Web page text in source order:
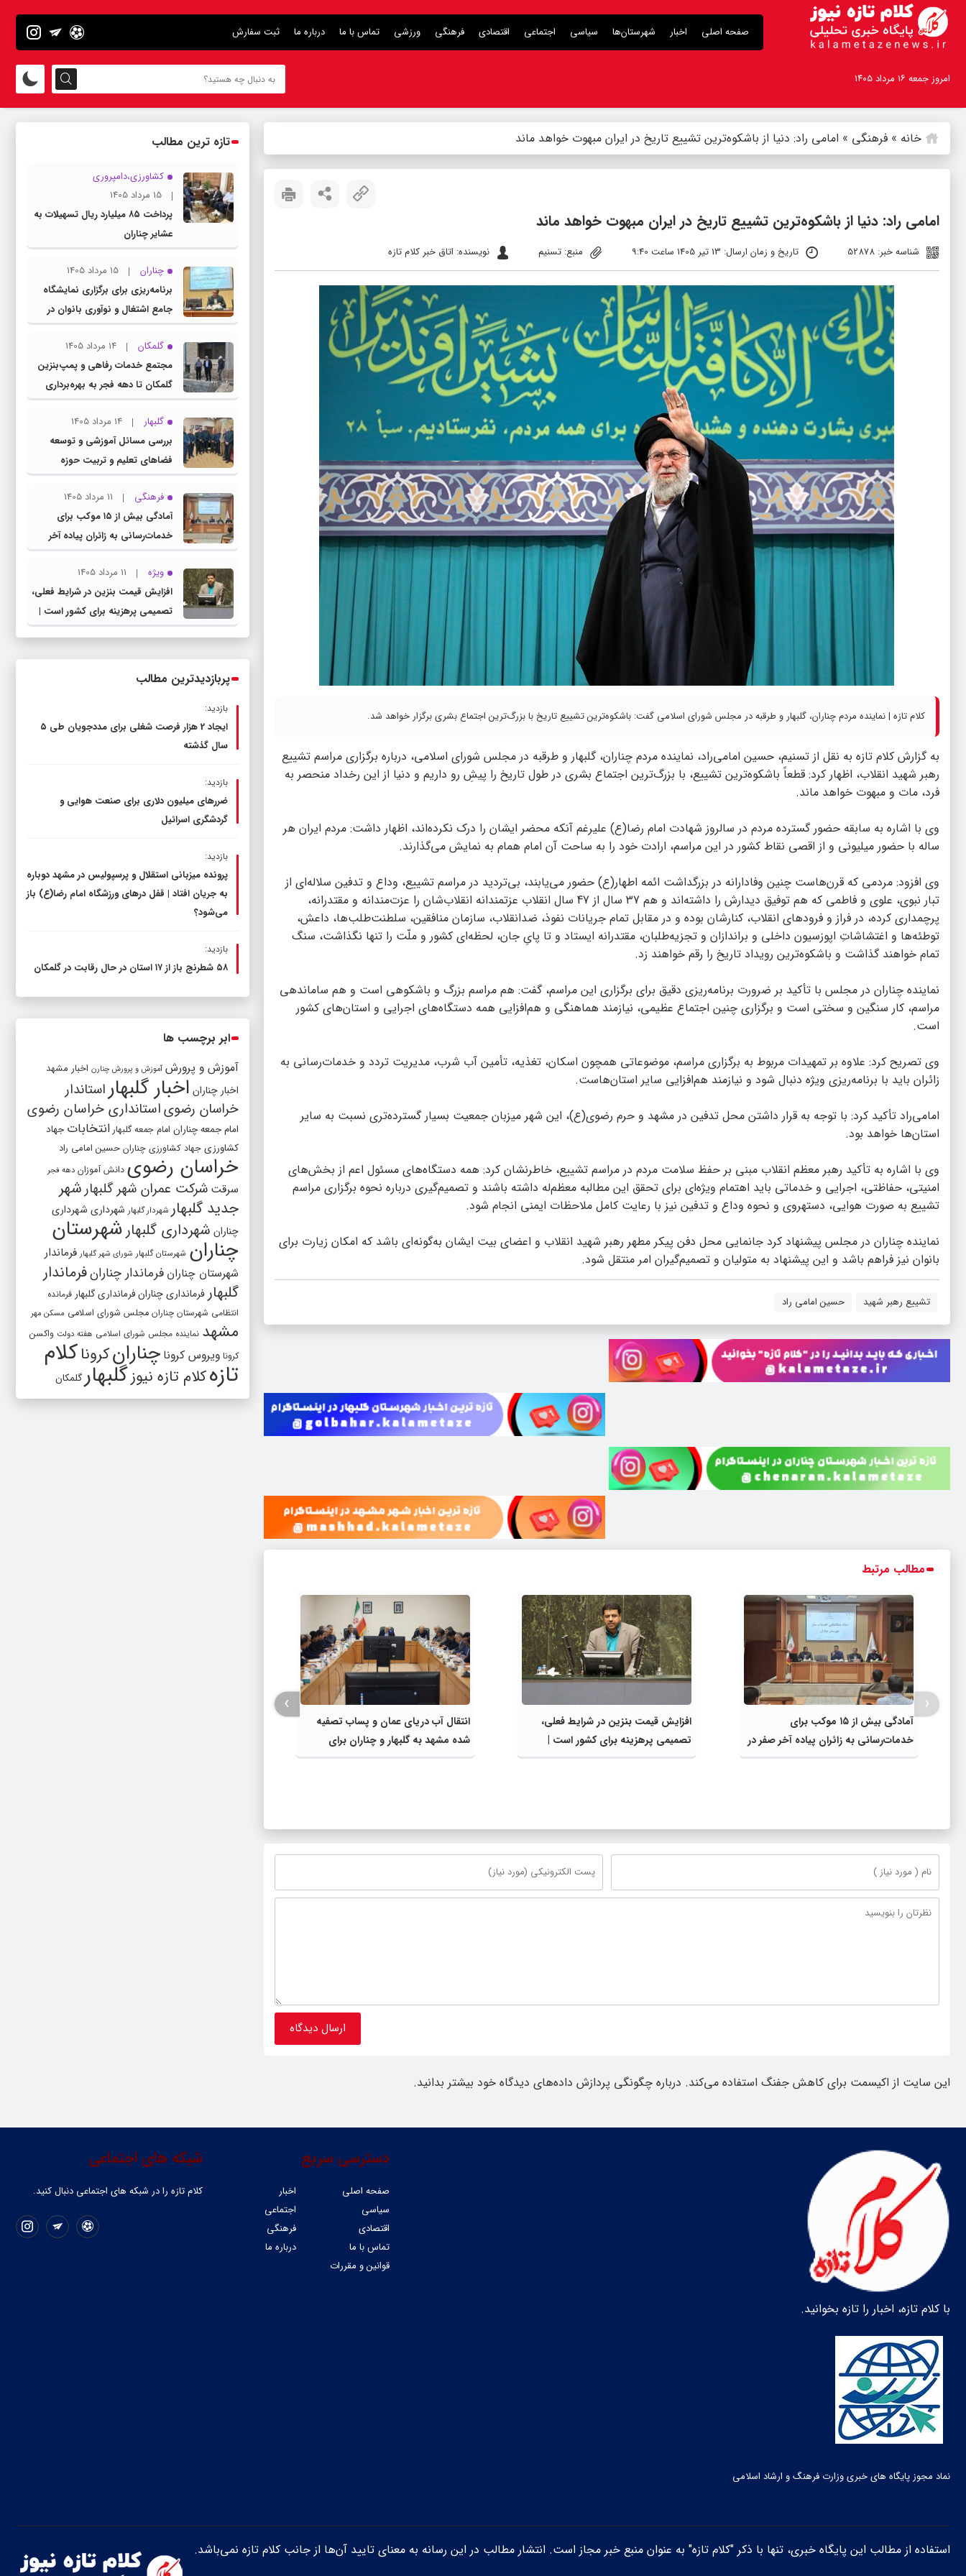
صفحه اصلی اخبار شهرستان‌ها سیاسی اجتماعی اقتصادی فرهنگی ورزشی تماس با ما درباره ما ثبت سفارش
امروز جمعه ۱۶ مرداد ۱۴۰۵
خانه » فرهنگی » امامی راد: دنیا از باشکوه‌ترین تشییع تاریخ در ایران مبهوت خواهد ماند
امامی راد: دنیا از باشکوه‌ترین تشییع تاریخ در ایران مبهوت خواهد ماند
شناسه خبر: 52878 تاریخ و زمان ارسال: 13 تیر 1405 ساعت 9:40 منبع: تسنیم نویسنده: اتاق خبر کلام تازه
کلام تازه | نماینده مردم چناران، گلبهار و طرقبه در مجلس شورای اسلامی گفت: باشکوه‌ترین تشییع تاریخ با بزرگ‌ترین اجتماع بشری برگزار خواهد شد.
به گزارش کلام تازه به نقل از تسنیم، حسین امامی‌راد، نماینده مردم چناران، گلبهار و طرقبه در مجلس شورای اسلامی، درباره برگزاری مراسم تشییع
رهبر شهید انقلاب، اظهار کرد: قطعاً باشکوه‌ترین تشییع، با بزرگ‌ترین اجتماع بشری در طول تاریخ را پیشِ رو داریم و دنیا از این رخداد منحصر به
فرد، مات و مبهوت خواهد ماند.
وی با اشاره به سابقه حضور گسترده مردم در سالروز شهادت امام رضا(ع) علیرغم آنکه محضر ایشان را درک نکرده‌اند، اظهار داشت: مردم ایران هر
ساله با حضور میلیونی و از اقصی نقاط کشور در این مراسم، ارادت خود را به ساحت آن امام همام به نمایش می‌گذارند.
وی افزود: مردمی که قرن‌هاست چنین وفادارانه در بزرگداشت ائمه اطهار(ع) حضور می‌یابند، بی‌تردید در مراسم تشییع، وداع و تدفین سلاله‌ای از
تبار نبوی، علوی و فاطمی که هم توفیق دیدارش را داشته‌اند و هم 37 سال از 47 سال انقلاب عزتمندانه انقلاب‌شان را عزت‌مندانه و مقتدرانه،
پرچمداری کرده، در فراز و فرودهای انقلاب، کنارشان بوده و در مقابل تمام جریانات نفوذ، ضدانقلاب، سازمان منافقین، سلطنت‌طلب‌ها، داعش،
توطئه‌ها و اغتشاشاتِ اپوزسیون داخلی و براندازان و تجزیه‌طلبان، مقتدرانه ایستاد و تا پایِ جان، لحظه‌ای کشور و ملّت را تنها نگذاشت، سنگ
تمام خواهند گذاشت و باشکوه‌ترین رویداد تاریخ را رقم خواهند زد.
نماینده چناران در مجلس با تأکید بر ضرورت برنامه‌ریزی دقیق برای برگزاری این مراسم، گفت: هم مراسم بزرگ و باشکوهی است و هم ساماندهی
مراسم، کار سنگین و سختی است و برگزاری چنین اجتماع عظیمی، نیازمند هماهنگی و هم‌افزایی همه دستگاه‌های اجرایی و استان‌های کشور
است.
وی تصریح کرد: علاوه بر تمهیدات مربوط به برگزاری مراسم، موضوعاتی همچون اسکان، تغذیه، تأمین آب شرب، مدیریت تردد و خدمات‌رسانی به
زائران باید با برنامه‌ریزی ویژه دنبال شود و نیازمند هم‌افزایی سایر استان‌هاست.
امامی‌راد تأکید کرد: با توجه به قرار داشتن محل تدفین در مشهد و حرم رضوی(ع)، این شهر میزبان جمعیت بسیار گسترده‌تری نسبت به سایر
استان‌ها خواهد بود.
وی با اشاره به تأکید رهبر معظم انقلاب مبنی بر حفظ سلامت مردم در مراسم تشییع، خاطرنشان کرد: همه دستگاه‌های مسئول اعم از بخش‌های
امنیتی، حفاظتی، اجرایی و خدماتی باید اهتمام ویژه‌ای برای تحقق این مطالبه معظم‌له داشته باشند و تصمیم‌گیری درباره نحوه برگزاری مراسم
تشییع به صورت هوایی، دستهروی و نحوه وداع و تدفین نیز با رعایت کامل ملاحظات ایمنی انجام شود.
نماینده چناران در مجلس پیشنهاد کرد جانمایی محل دفن پیکر مطهر رهبر شهید انقلاب و اعضای بیت ایشان به‌گونه‌ای باشد که امکان زیارت برای
بانوان نیز فراهم باشد و این پیشنهاد به متولیان و تصمیم‌گیران امر منتقل شود.
تشییع رهبر شهید حسین امامی راد
مطالب مرتبط
آمادگی بیش از ۱۵ موکب برای
خدمات‌رسانی به زائران پیاده آخر صفر در
شهرستان چناران
افزایش قیمت بنزین در شرایط فعلی،
تصمیمی پرهزینه برای کشور است |
دولت، قاچاق سوخت و عوامل اصلی
انتقال آب دریای عمان و پساب تصفیه
شده مشهد به گلبهار و چناران برای
مصارف صنعتی و کشاورزی | لزوم تسریع
‹
›
این سایت از اکیسمت برای کاهش جفنگ استفاده می‌کند. درباره چگونگی پردازش داده‌های دیدگاه خود بیشتر بدانید.
تازه ترین مطالب
کشاورزی،دامپروری
15 مرداد 1405
پرداخت ۸۵ میلیارد ریال تسهیلات به
عشایر چناران
چناران
15 مرداد 1405
برنامه‌ریزی برای برگزاری نمایشگاه
جامع اشتغال و نوآوری بانوان در
چناران
گلمکان
14 مرداد 1405
مجتمع خدمات رفاهی و پمپ‌بنزین
گلمکان تا دهه فجر به بهره‌برداری
می‌رسد
گلبهار
14 مرداد 1405
بررسی مسائل آموزشی و توسعه
فضاهای تعلیم و تربیت حوزه
انتخابیه در نشست مشترک عضو
کمیسیون آموزش مجلس با مدیرکل
آموزش و پرورش خراسان رضوی
فرهنگی
11 مرداد 1405
آمادگی بیش از ۱۵ موکب برای
خدمات‌رسانی به زائران پیاده آخر
صفر در شهرستان چناران
ویژه
11 مرداد 1405
افزایش قیمت بنزین در شرایط فعلی،
تصمیمی پرهزینه برای کشور است |
دولت، قاچاق سوخت و عوامل اصلی
پربازدیدترین مطالب
بازدید:
ایجاد 2 هزار فرصت شغلی برای مددجویان طی ۵
سال گذشته
بازدید:
ضررهای میلیون دلاری برای صنعت هوایی و
گردشگری اسرائیل
بازدید:
پرونده میزبانی استقلال و پرسپولیس در مشهد دوباره
به جریان افتاد | قفل در‌های ورزشگاه امام رضا(ع) باز
می‌شود؟
بازدید:
۵۸ شطرنج‌ باز از ۱۷ استان در حال رقابت در گلمکان
ابر برچسب ها
آموزش و پرورش آموزش و پرورش چنارن اخبار مشهد
اخبار چناران اخبار گلبهار استاندار
خراسان رضویاستانداری خراسان رضوی
امام جمعه چناران امام جمعه گلبهار انتخابات جهاد
کشاورزی جهاد کشاورزی چناران حسین امامی راد
خراسان رضوی دانش آموزان دهه فجر
سرقت شرکت عمران شهر گلبهارشهر
جدید گلبهار شهردار گلبهار شهرداری شهرداری
چناران شهرداری گلبهار شهرستان
چناران شهرستان گلبهار شورای شهر گلبهار فرماندار
شهرستان چناران فرماندار چنارانفرماندار
گلبهار فرمانداری چنارانفرمانداری گلبهار فرمانده
انتظامی شهرستان چناران مجلس شورای اسلامی مسکن مهر
مشهد نماینده مجلس شورای اسلامی هفته دولت واکسن
کرونا ویروس کرونا چنارانکروناکلام
تازهکلام تازه نیوزگلبهارگلمکان
با کلام تازه، اخبار را تازه بخوانید.
نماد مجوز پایگاه های خبری وزارت فرهنگ و ارشاد اسلامی
شبکه های اجتماعی
کلام تازه را در شبکه ‌های اجتماعی دنبال کنید.
دسترسی سریع
صفحه اصلی
اخبار
سیاسی
اجتماعی
اقتصادی
فرهنگی
تماس با ما
درباره ما
قوانین و مقررات
استفاده از مطالب این پایگاه خبری، تنها با ذکر "کلام تازه" به عنوان منبع خبر مجاز است. انتشار مطالب در این رسانه به معنای تایید آن‌ها از جانب کلام تازه نمی‌باشد.